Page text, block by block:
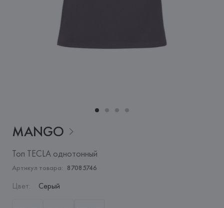
MANGO
Топ TECLA однотонный
Артикул товара: 87085746
Цвет: Серый